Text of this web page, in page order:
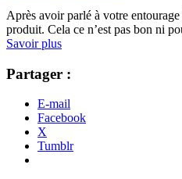
Après avoir parlé à votre
produit. Cela ce n’est pas bon ni
Savoir plus
Partager :
E-mail
Facebook
X
Tumblr